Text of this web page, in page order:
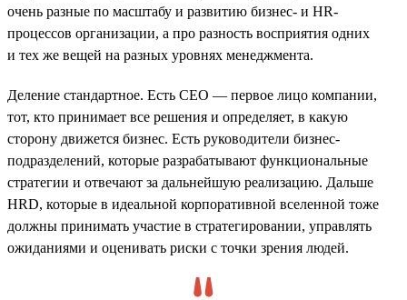
очень разные по масштабу и развитию бизнес- и HR-
процессов организации, а про разность восприятия одних
и тех же вещей на разных уровнях менеджмента.
Деление стандартное. Есть СЕО — первое лицо компании,
тот, кто принимает все решения и определяет, в какую
сторону движется бизнес. Есть руководители бизнес-
подразделений, которые разрабатывают функциональные
стратегии и отвечают за дальнейшую реализацию. Дальше
HRD, которые в идеальной корпоративной вселенной тоже
должны принимать участие в стратегировании, управлять
ожиданиями и оценивать риски с точки зрения людей.